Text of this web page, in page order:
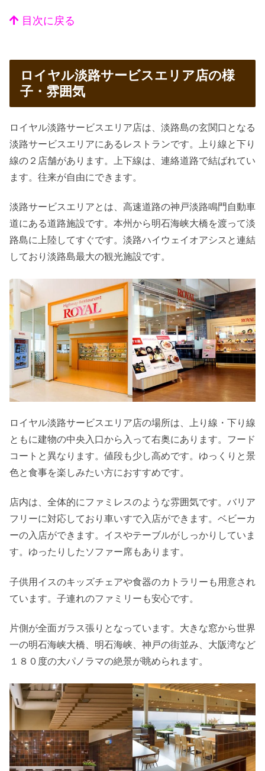
目次に戻る
ロイヤル淡路サービスエリア店の様
子・雰囲気
ロイヤル淡路サービスエリア店は、淡路島の玄関口となる
淡路サービスエリアにあるレストランです。上り線と下り
線の２店舗があります。上下線は、連絡道路で結ばれてい
ます。往来が自由にできます。
淡路サービスエリアとは、高速道路の神戸淡路鳴門自動車
道にある道路施設です。本州から明石海峡大橋を渡って淡
路島に上陸してすぐです。淡路ハイウェイオアシスと連結
しており淡路島最大の観光施設です。
ロイヤル淡路サービスエリア店の場所は、上り線・下り線
ともに建物の中央入口から入って右奥にあります。フード
コートと異なります。値段も少し高めです。ゆっくりと景
色と食事を楽しみたい方におすすめです。
店内は、全体的にファミレスのような雰囲気です。バリア
フリーに対応しており車いすで入店ができます。ベビーカ
ーの入店ができます。イスやテーブルがしっかりしていま
す。ゆったりしたソファー席もあります。
子供用イスのキッズチェアや食器のカトラリーも用意され
ています。子連れのファミリーも安心です。
片側が全面ガラス張りとなっています。大きな窓から世界
一の明石海峡大橋、明石海峡、神戸の街並み、大阪湾など
１８０度の大パノラマの絶景が眺められます。